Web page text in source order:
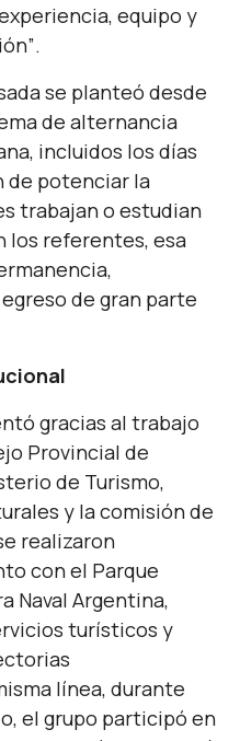
equipo y
.
se planteó desde
de alternancia
incluidos los días
de potenciar la
trabajan o estudian
los referentes, esa
de gran parte
gracias al trabajo
Provincial de
de Turismo,
y la comisión de
realizaron
con el Parque
Naval Argentina,
turísticos y
línea, durante
el grupo participó en